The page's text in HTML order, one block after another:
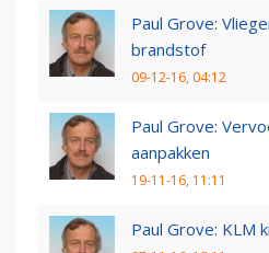
Paul Grove:
brandstof
09-12-16, 04:12
Paul Grove:
aanpakken
19-11-16, 11:11
Paul Grove: KLM